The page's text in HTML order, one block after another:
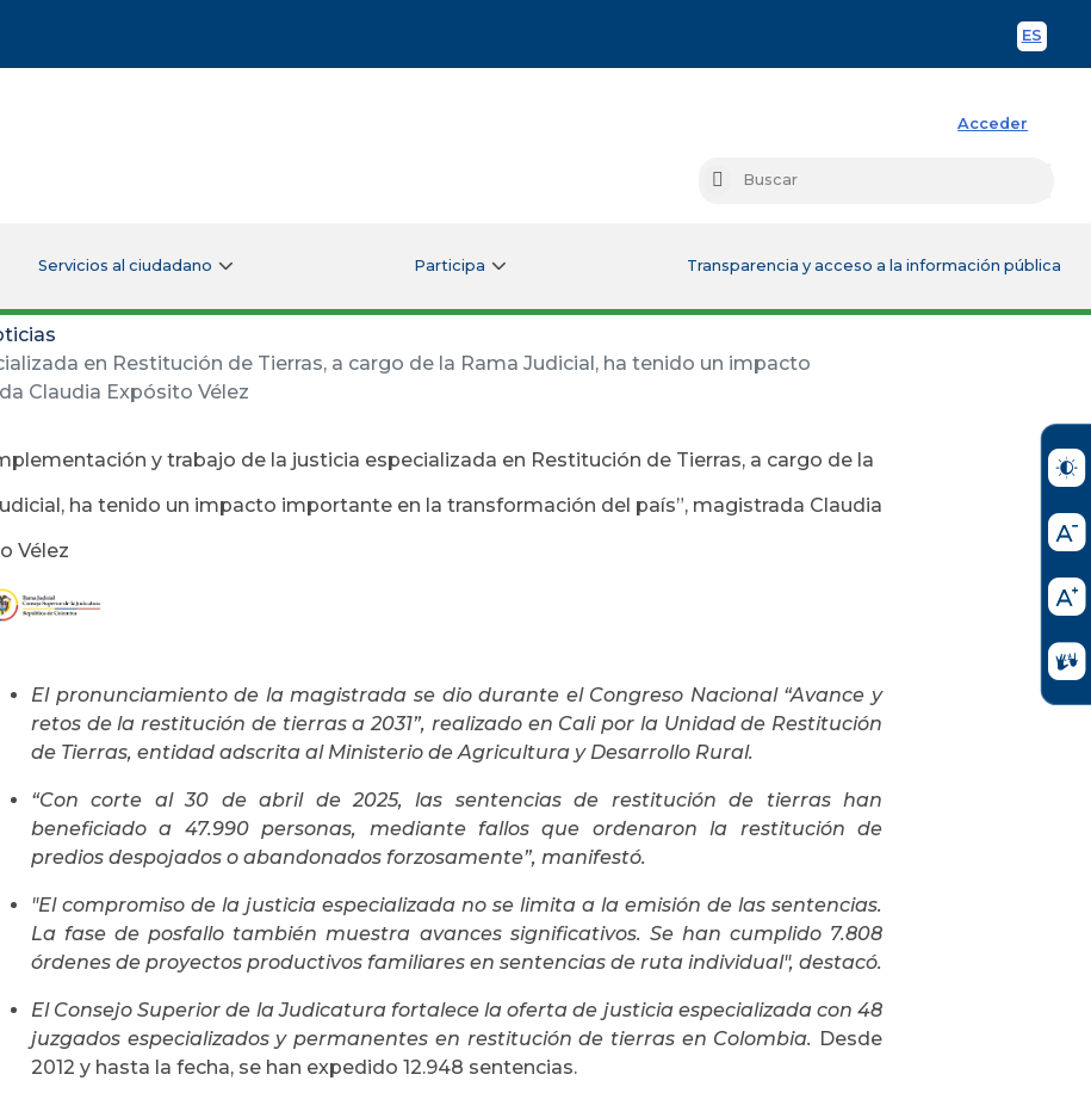
ES
Acceder
Buscar
Servicios al ciudadano Participa Transparencia y acceso a la información pública
en Restitución de Tierras, a cargo de la Rama Judicial, ha tenido un impacto
Claudia Expósito Vélez
y trabajo de la justicia especializada en Restitución de Tierras, a cargo de la
ha tenido un impacto importante en la transformación del país”, magistrada Claudia
Vélez
El pronunciamiento de la magistrada se dio durante el Congreso Nacional “Avance y
retos de la restitución de tierras a 2031”, realizado en Cali por la Unidad de Restitución
de Tierras, entidad adscrita al Ministerio de Agricultura y Desarrollo Rural.
“Con corte al 30 de abril de 2025, las sentencias de restitución de tierras han
beneficiado a 47.990 personas, mediante fallos que ordenaron la restitución de
predios despojados o abandonados forzosamente”, manifestó.
"El compromiso de la justicia especializada no se limita a la emisión de las sentencias.
La fase de posfallo también muestra avances significativos. Se han cumplido 7.808
órdenes de proyectos productivos familiares en sentencias de ruta individual", destacó.
El Consejo Superior de la Judicatura fortalece la oferta de justicia especializada con 48
juzgados especializados y permanentes en restitución de tierras en Colombia. Desde
2012 y hasta la fecha, se han expedido 12.948 sentencias.